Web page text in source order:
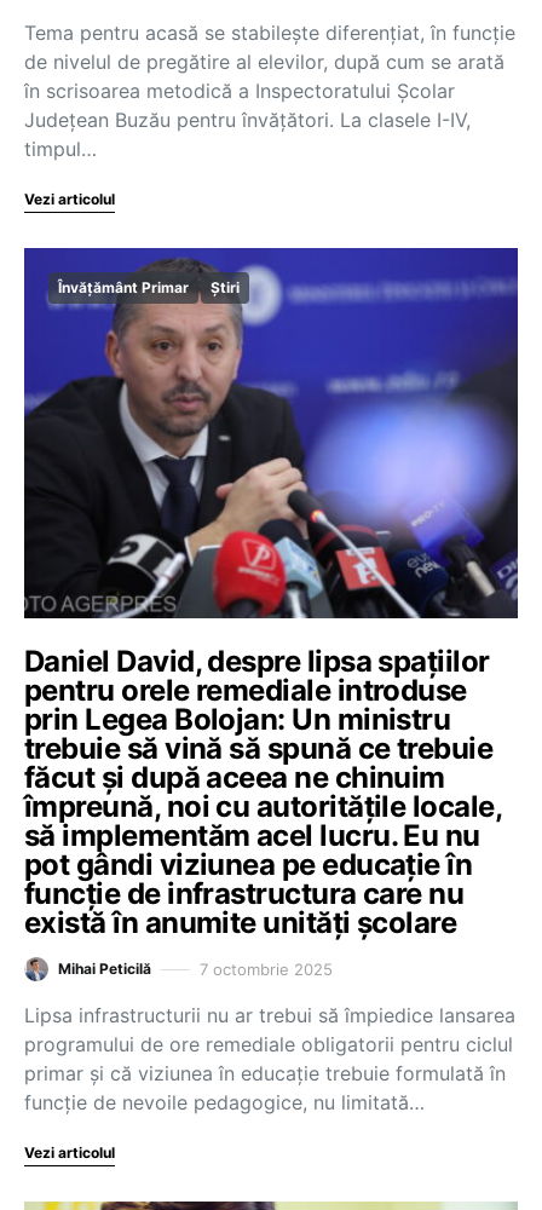
Tema pentru acasă se stabileşte diferențiat, în funcție
de nivelul de pregătire al elevilor, după cum se arată
în scrisoarea metodică a Inspectoratului Școlar
Județean Buzău pentru învățători. La clasele I-IV,
timpul…
Vezi articolul
Învățământ Primar Știri
Daniel David, despre lipsa spațiilor
pentru orele remediale introduse
prin Legea Bolojan: Un ministru
trebuie să vină să spună ce trebuie
făcut și după aceea ne chinuim
împreună, noi cu autoritățile locale,
să implementăm acel lucru. Eu nu
pot gândi viziunea pe educație în
funcție de infrastructura care nu
există în anumite unități școlare
Mihai Peticilă 7 octombrie 2025
Lipsa infrastructurii nu ar trebui să împiedice lansarea
programului de ore remediale obligatorii pentru ciclul
primar și că viziunea în educație trebuie formulată în
funcție de nevoile pedagogice, nu limitată…
Vezi articolul